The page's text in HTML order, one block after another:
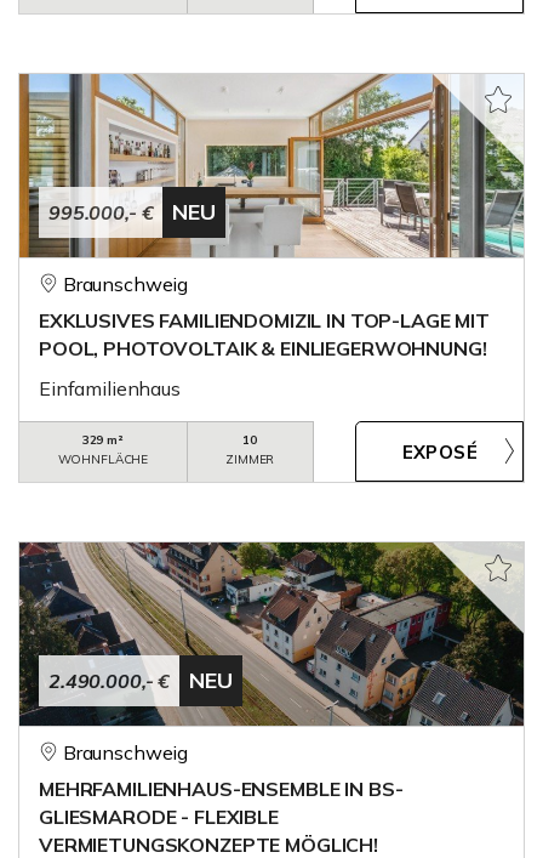
995.000,- € NEU
Braunschweig
EXKLUSIVES FAMILIENDOMIZIL IN TOP-LAGE MIT
POOL, PHOTOVOLTAIK & EINLIEGERWOHNUNG!
Einfamilienhaus
329 m²
WOHNFLÄCHE
10
ZIMMER
2.490.000,- € NEU
Braunschweig
MEHRFAMILIENHAUS-ENSEMBLE IN BS-
GLIESMARODE - FLEXIBLE
VERMIETUNGSKONZEPTE MÖGLICH!